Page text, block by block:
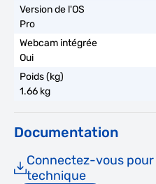
Pro
Oui
1.66 kg
Documentation
Connectez-vous
technique